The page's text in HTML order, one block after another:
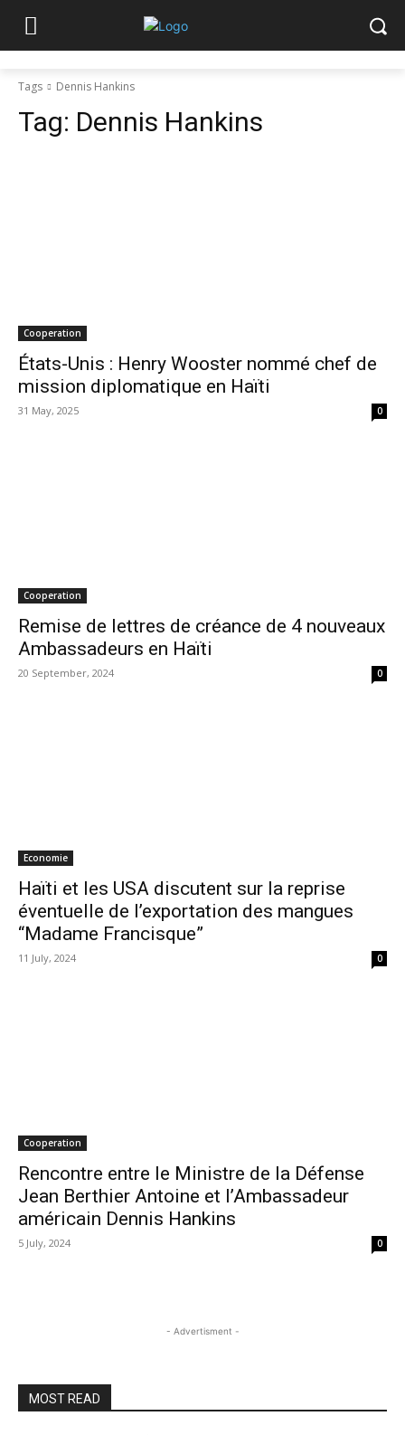
Tags Dennis Hankins
Tag: Dennis Hankins
Cooperation
États-Unis : Henry Wooster nommé chef de
mission diplomatique en Haïti
31 May, 2025 0
Cooperation
Remise de lettres de créance de 4 nouveaux
Ambassadeurs en Haïti
20 September, 2024 0
Economie
Haïti et les USA discutent sur la reprise
éventuelle de l’exportation des mangues
“Madame Francisque”
11 July, 2024 0
Cooperation
Rencontre entre le Ministre de la Défense
Jean Berthier Antoine et l’Ambassadeur
américain Dennis Hankins
5 July, 2024 0
- Advertisment -
MOST READ